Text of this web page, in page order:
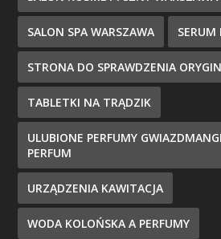
SALON SPA WARSZAWA SERUM
STRONA DO SPRAWDZENIA
TABLETKI NA TRĄDZIK
ULUBIONE PERFUMY
PERFUM
URZĄDZENIA KAWITACJA
WODA KOLOŃSKA A PERFUMY